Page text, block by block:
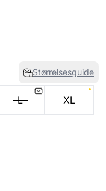
Størrelsesguide
L XL